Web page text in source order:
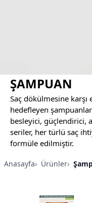
ŞAMPUAN
Saç dökülmesine
hedefleyen
besleyici, güçlendirici,
seriler, her türlü saç
formüle edilmiştir.
Anasayfa› Ürünler›